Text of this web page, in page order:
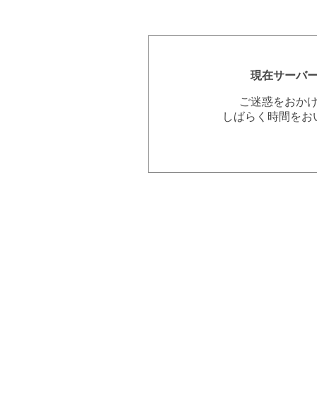
現在サーバ
ご迷惑をおか
しばらく時間を